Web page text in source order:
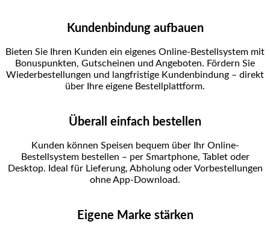
Kundenbindung aufbauen
Bieten Sie Ihren Kunden ein eigenes Online-Bestellsystem mit
Bonuspunkten, Gutscheinen und Angeboten. Fördern Sie
Wiederbestellungen und langfristige Kundenbindung – direkt
über Ihre eigene Bestellplattform.
Überall einfach bestellen
Kunden können Speisen bequem über Ihr Online-
Bestellsystem bestellen – per Smartphone, Tablet oder
Desktop. Ideal für Lieferung, Abholung oder Vorbestellungen
ohne App-Download.
Eigene Marke stärken